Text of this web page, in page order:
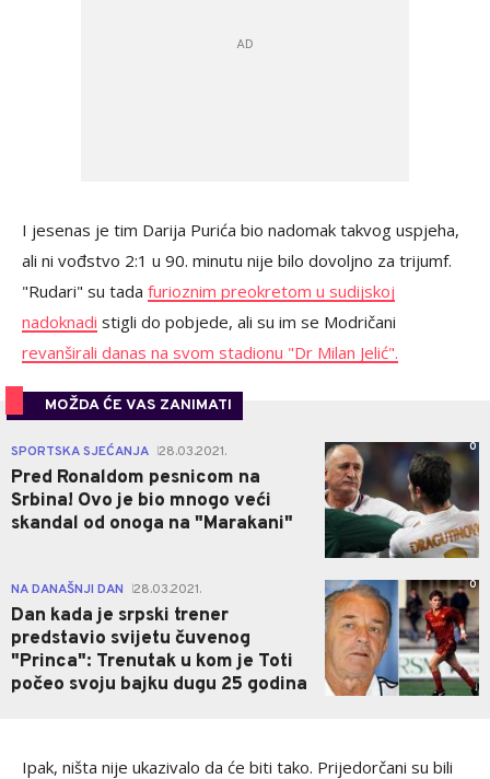
I jesenas je tim Darija Purića bio nadomak takvog uspjeha,
ali ni vođstvo 2:1 u 90. minutu nije bilo dovoljno za trijumf.
"Rudari" su tada furioznim preokretom u sudijskoj
nadoknadi stigli do pobjede, ali su im se Modričani
revanširali danas na svom stadionu "Dr Milan Jelić".
MOŽDA ĆE VAS ZANIMATI
SPORTSKA SJEĆANJA 28.03.2021.
Pred Ronaldom pesnicom na
Srbina! Ovo je bio mnogo veći
skandal od onoga na "Marakani"
0
NA DANAŠNJI DAN 28.03.2021.
Dan kada je srpski trener
predstavio svijetu čuvenog
"Princa": Trenutak u kom je Toti
počeo svoju bajku dugu 25 godina
0
Ipak, ništa nije ukazivalo da će biti tako. Prijedorčani su bili